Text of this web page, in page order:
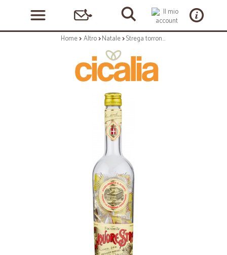
Home Altro Natale Strega torroncini mignon bottiglia gr.350